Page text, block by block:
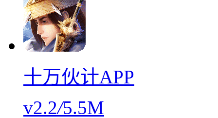
十万伙计APP
v2.2/5.5M